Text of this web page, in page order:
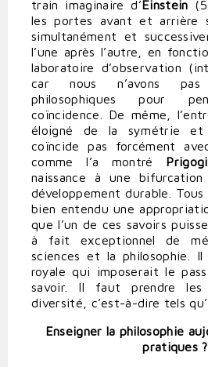
train imaginaire d’Einstein
les portes avant et arrière
simultanément et
l’une après l’autre, en
laboratoire d’observation
car nous n’avons
philosophiques pour
coïncidence. De même,
éloigné de la symétrie et
coïncide pas forcément
comme l’a montré
naissance à une
développement durable.
bien entendu une
que l’un de ces savoirs
à fait exceptionnel de
sciences et la philosophie.
royale qui imposerait le
savoir. Il faut prendre les
diversité, c’est-à-dire tels
Enseigner la philosophie
pratiques ?